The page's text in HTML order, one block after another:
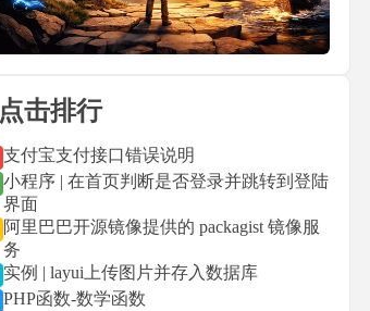
点击排行
支付宝支付接口错误说明
小程序 | 在首页判断是否登录并跳转到登陆
界面
阿里巴巴开源镜像提供的 packagist 镜像服
务
实例 | layui上传图片并存入数据库
PHP函数-数学函数